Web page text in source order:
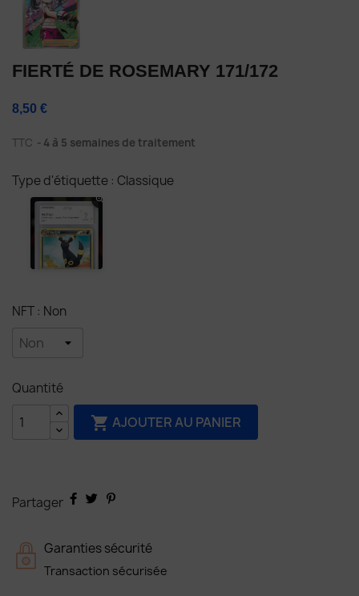
FIERTÉ DE ROSEMARY 171/172
8,50 €
TTC 4 à 5 semaines de traitement
Type d'étiquette : Classique
NFT : Non
Quantité
 AJOUTER AU PANIER
Partager
Garanties sécurité
Transaction sécurisée